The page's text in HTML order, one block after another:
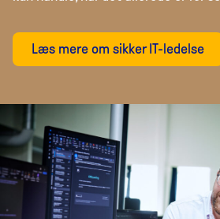
Læs mere om sikker IT-ledelse